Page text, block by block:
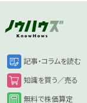
記事・コラムを読む
知識を買う／売る
無料で株価算定